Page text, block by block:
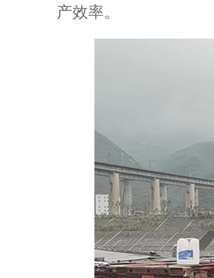
产效率。